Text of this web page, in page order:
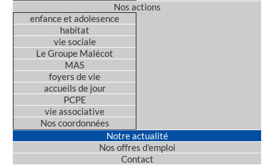
Nos actions
enfance et adolesence
habitat
vie sociale
Le Groupe Malécot
MAS
foyers de vie
accueils de jour
PCPE
vie associative
Nos coordonnées
Notre actualité
Nos offres d'emploi
Contact